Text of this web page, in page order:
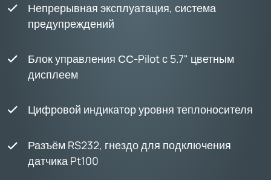
Непрерывная эксплуатация, система
предупреждений
Блок управления СС-Pilot с 5.7" цветным
дисплеем
Цифровой индикатор уровня теплоносителя
Разъём RS232, гнездо для подключения
датчика Pt100